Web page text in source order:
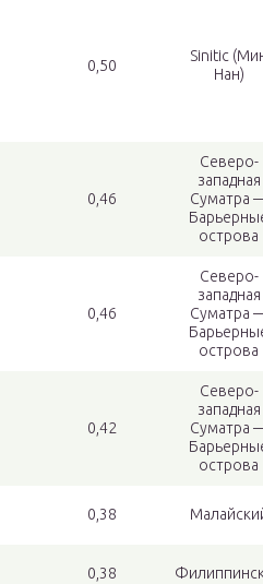
0,50
Sinitic
Нан)
0,46
Северо-
западная
Суматра
острова
0,46
Северо-
западная
Суматра
острова
0,42
Северо-
западная
Суматра
острова
0,38
0,38